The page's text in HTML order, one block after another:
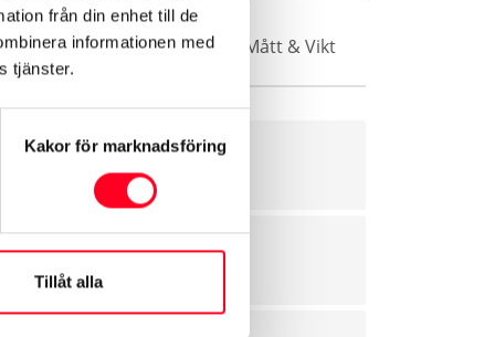
från din enhet till de
informationen med
tjänster.
Kakor för marknadsföring
Tillåt alla
Säkerhet & Trygghet Mått & Vikt